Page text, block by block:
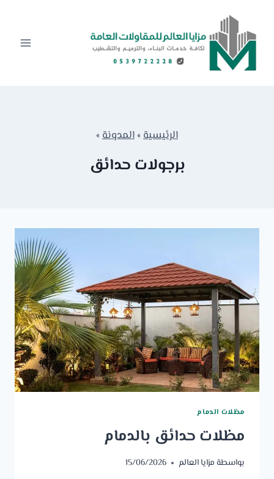
المحتوى
الرئيسية»المدونة»
برجولات حدائق
مظلات الدمام
مظلات حدائق بالدمام
بواسطة مزايا العالم 15/06/2026